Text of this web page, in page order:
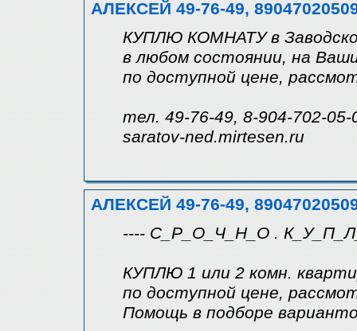
АЛЕКСЕЙ 49-76-49,
КУПЛЮ КОМНАТУ в
в любом состоянии, на
по доступной цене,
тел. 49-76-49, 8-904-702-05-
saratov-ned.mirtesen.ru
АЛЕКСЕЙ 49-76-49,
---- С_Р_О_Ч_Н_О .
КУПЛЮ 1 или 2 комн.
по доступной цене,
Помощь в подборе